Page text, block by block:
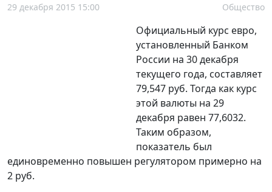
29 декабря 2015 15:00 Общество
Официальный курс евро,
установленный Банком
России на 30 декабря
текущего года, составляет
79,547 руб. Тогда как курс
этой валюты на 29
декабря равен 77,6032.
Таким образом,
показатель был
единовременно повышен регулятором примерно на
2 руб.